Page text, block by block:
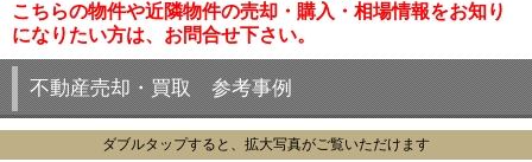
こちらの物件や近隣物件の売却・購入・相場情報をお知り
になりたい方は、お問合せ下さい。
不動産売却・買取 参考事例
ダブルタップすると、拡大写真がご覧いただけます